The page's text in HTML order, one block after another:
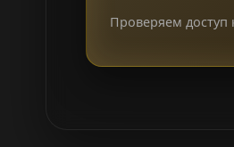
Проверяем доступ